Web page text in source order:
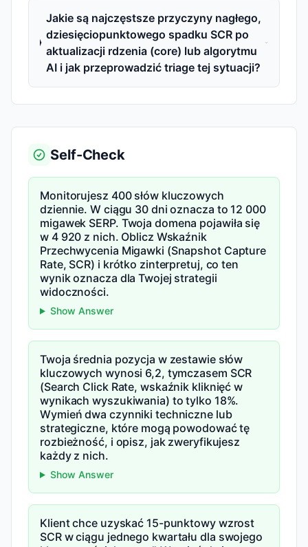
Jakie są najczęstsze przyczyny nagłego,
dziesięciopunktowego spadku SCR po
aktualizacji rdzenia (core) lub algorytmu
AI i jak przeprowadzić triage tej sytuacji?
Self-Check
Monitorujesz 400 słów kluczowych
dziennie. W ciągu 30 dni oznacza to 12 000
migawek SERP. Twoja domena pojawiła się
w 4 920 z nich. Oblicz Wskaźnik
Przechwycenia Migawki (Snapshot Capture
Rate, SCR) i krótko zinterpretuj, co ten
wynik oznacza dla Twojej strategii
widoczności.
Show Answer
Twoja średnia pozycja w zestawie słów
kluczowych wynosi 6,2, tymczasem SCR
(Search Click Rate, wskaźnik kliknięć w
wynikach wyszukiwania) to tylko 18%.
Wymień dwa czynniki techniczne lub
strategiczne, które mogą powodować tę
rozbieżność, i opisz, jak zweryfikujesz
każdy z nich.
Show Answer
Klient chce uzyskać 15-punktowy wzrost
SCR w ciągu jednego kwartału dla swojego